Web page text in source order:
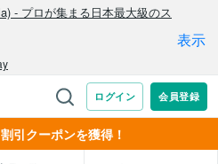
引クーポンを獲得！